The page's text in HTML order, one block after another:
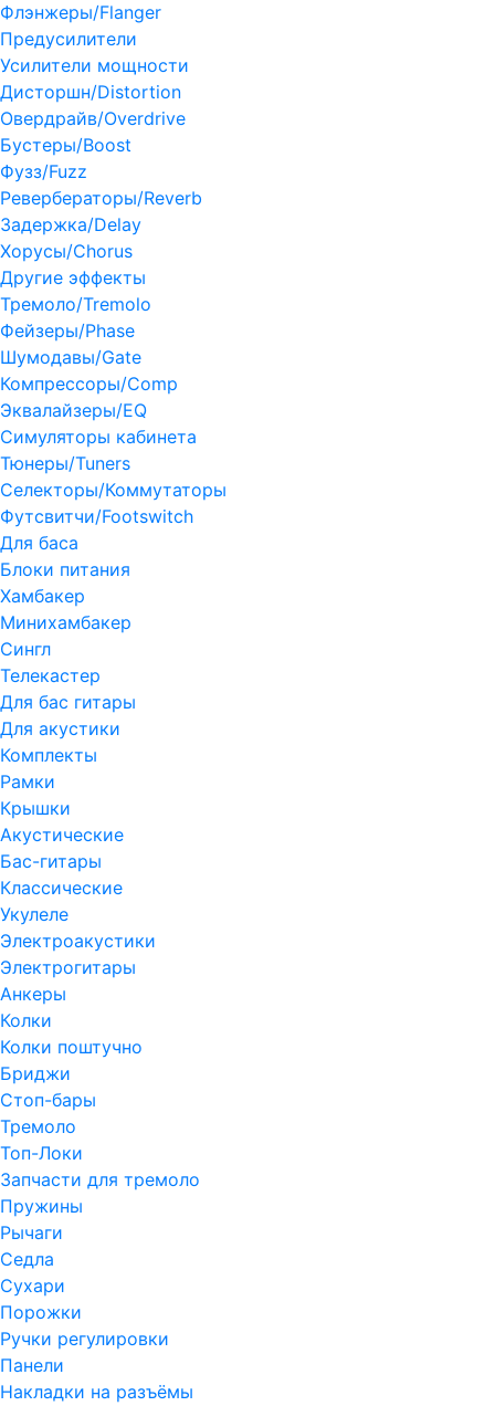
Флэнжеры/Flanger
Предусилители
Усилители мощности
Дисторшн/Distortion
Овердрайв/Overdrive
Бустеры/Boost
Фузз/Fuzz
Ревербераторы/Reverb
Задержка/Delay
Хорусы/Chorus
Другие эффекты
Тремоло/Tremolo
Фейзеры/Phase
Шумодавы/Gate
Компрессоры/Comp
Эквалайзеры/EQ
Симуляторы кабинета
Тюнеры/Tuners
Селекторы/Коммутаторы
Футсвитчи/Footswitch
Для баса
Блоки питания
Хамбакер
Минихамбакер
Сингл
Телекастер
Для бас гитары
Для акустики
Комплекты
Рамки
Крышки
Акустические
Бас-гитары
Классические
Укулеле
Электроакустики
Электрогитары
Анкеры
Колки
Колки поштучно
Бриджи
Стоп-бары
Тремоло
Топ-Локи
Запчасти для тремоло
Пружины
Рычаги
Седла
Сухари
Порожки
Ручки регулировки
Панели
Накладки на разъёмы